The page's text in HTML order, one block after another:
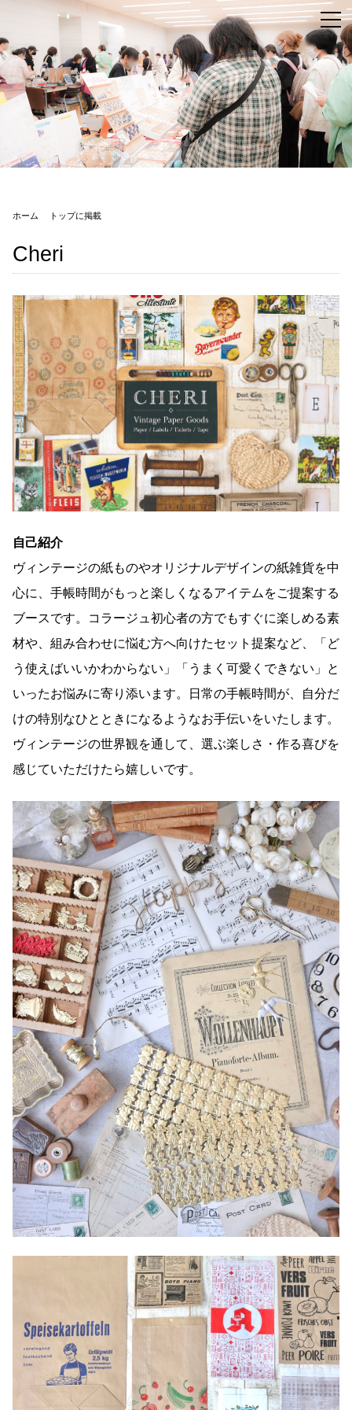
ホーム トップに掲載
Cheri
自己紹介
ヴィンテージの紙ものやオリジナルデザインの紙雑貨を中
心に、手帳時間がもっと楽しくなるアイテムをご提案する
ブースです。コラージュ初心者の方でもすぐに楽しめる素
材や、組み合わせに悩む方へ向けたセット提案など、「ど
う使えばいいかわからない」「うまく可愛くできない」と
いったお悩みに寄り添います。日常の手帳時間が、自分だ
けの特別なひとときになるようなお手伝いをいたします。
ヴィンテージの世界観を通して、選ぶ楽しさ・作る喜びを
感じていただけたら嬉しいです。